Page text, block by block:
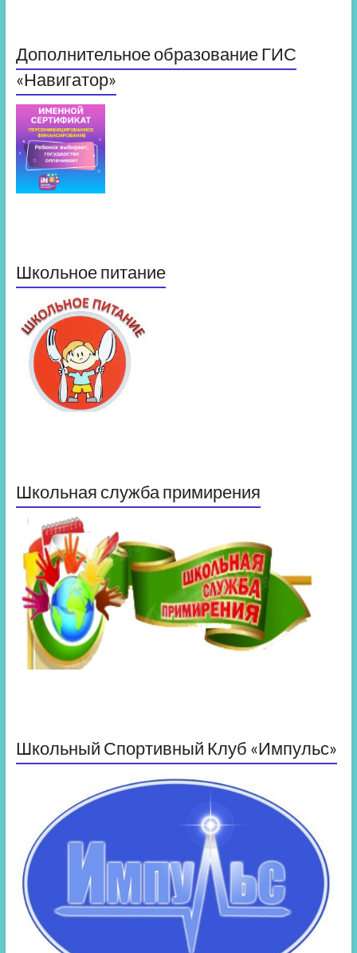
Дополнительное образование ГИС
«Навигатор»
Школьное питание
Школьная служба примирения
Школьный Спортивный Клуб «Импульс»